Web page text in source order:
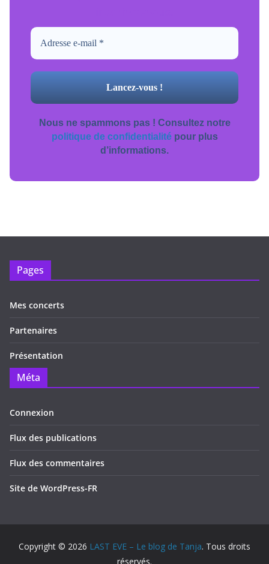
Nous ne spammons pas ! Consultez notre
politique de confidentialitépour plus
d’informations.
Pages
Mes concerts
Partenaires
Présentation
Méta
Connexion
Flux des publications
Flux des commentaires
Site de WordPress-FR
Copyright © 2026 LAST EVE – Le blog de Tanja. Tous droits
réservés.